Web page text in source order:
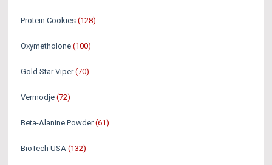
Protein Cookies (128)
Oxymetholone (100)
Gold Star Viper (70)
Vermodje (72)
Beta-Alanine Powder (61)
BioTech USA (132)